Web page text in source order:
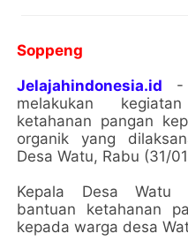
Soppeng
Jelajahindonesia.id -
melakukan
ketahanan pangan
organik yang
Desa Watu, Rabu (31/
Kepala Desa Watu
bantuan ketahanan
kepada warga desa